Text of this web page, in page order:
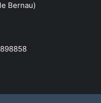
Bernau)